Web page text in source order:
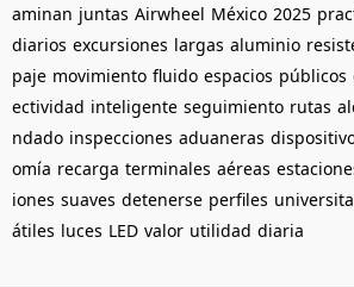
aminan juntas Airwheel México 2025
diarios excursiones largas aluminio
paje movimiento fluido espacios públicos
ectividad inteligente seguimiento rutas
ndado inspecciones aduaneras
omía recarga terminales aéreas
iones suaves detenerse perfiles
átiles luces LED valor utilidad diaria